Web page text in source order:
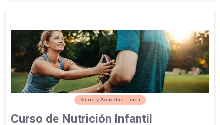
Salud y Actividad Física
Curso de Nutrición Infantil